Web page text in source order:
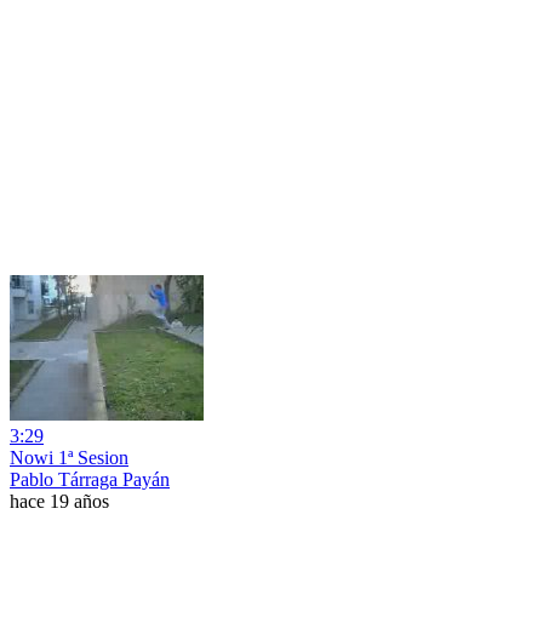
3:29
Nowi 1ª Sesion
Pablo Tárraga Payán
hace 19 años